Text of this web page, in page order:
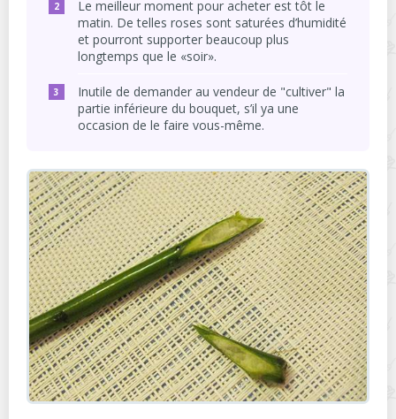
Le meilleur moment pour acheter est tôt le
matin. De telles roses sont saturées d’humidité
et pourront supporter beaucoup plus
longtemps que le «soir».
Inutile de demander au vendeur de "cultiver" la
partie inférieure du bouquet, s’il ya une
occasion de le faire vous-même.